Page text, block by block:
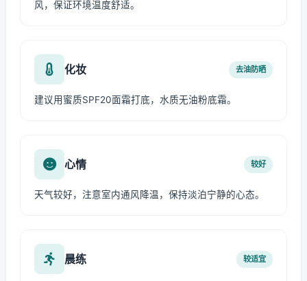
风，保证环境温度舒适。
化妆 去油防晒
建议用蜜质SPF20面霜打底，水质无油粉底霜。
心情 较好
天气较好，注意室内通风降温，保持淡泊宁静的心态。
晨练 较适宜